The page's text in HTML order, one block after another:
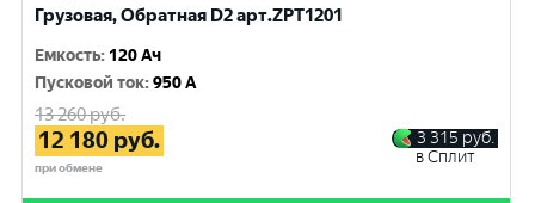
Грузовая, Обратная D2 арт.ZPT1201
Емкость: 120 Ач
Пусковой ток:950 A
13 260руб.
12 180 руб.
при обмене
3 315 руб.
в Сплит